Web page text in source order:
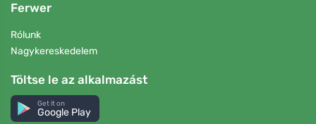
Ferwer
Rólunk
Nagykereskedelem
Töltse le az alkalmazást
Get it on
Google Play